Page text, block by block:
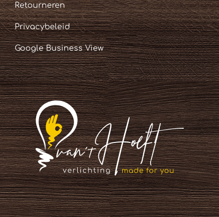
Retourneren
Privacybeleid
Google Business View